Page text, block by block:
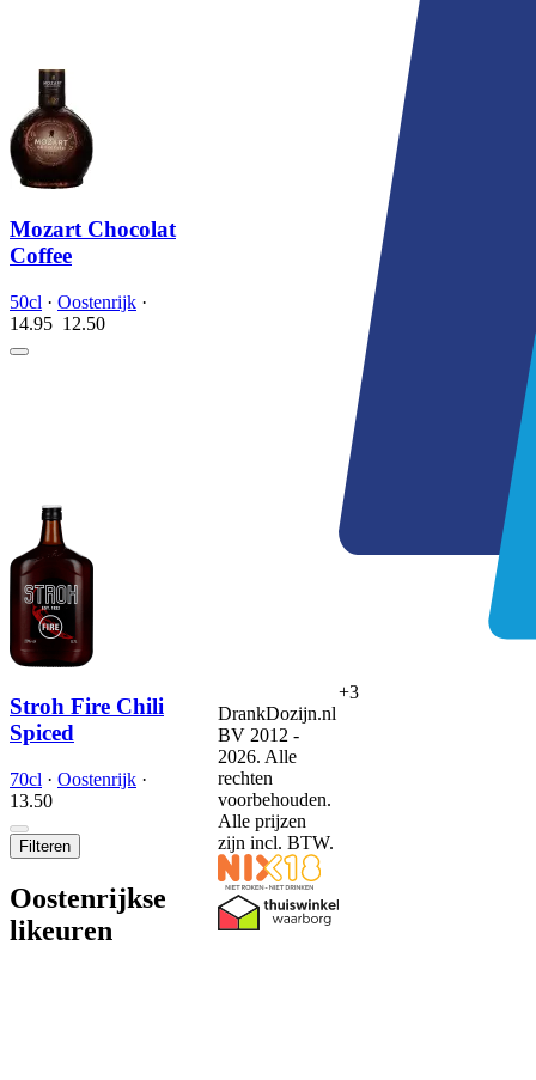
Mozart Chocolat
Coffee
50cl · Oostenrijk ·
14.95 12.50
Stroh Fire Chili
Spiced
70cl · Oostenrijk ·
13.50
Filteren
Oostenrijkse
likeuren
+3
DrankDozijn.nl
BV 2012 -
2026. Alle
rechten
voorbehouden.
Alle prijzen
zijn incl. BTW.